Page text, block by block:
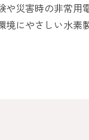
災害時の非常用
にやさしい水素